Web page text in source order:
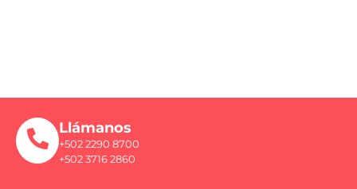
Llámanos
+502 2290 8700
+502 3716 2860